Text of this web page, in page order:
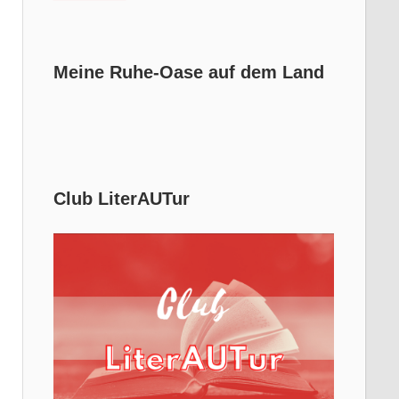
Meine Ruhe-Oase auf dem Land
Club LiterAUTur